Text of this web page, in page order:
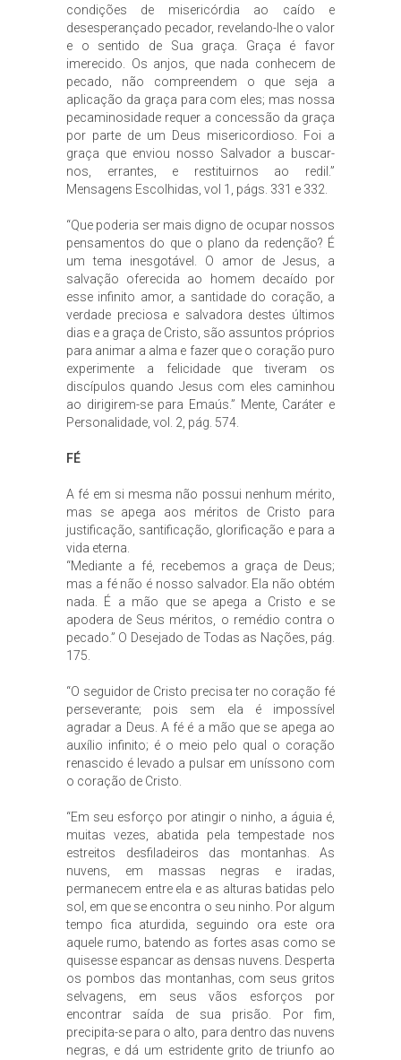
condições de misericórdia ao caído e
desesperançado pecador, revelando-lhe o valor
e o sentido de Sua graça. Graça é favor
imerecido. Os anjos, que nada conhecem de
pecado, não compreendem o que seja a
aplicação da graça para com eles; mas nossa
pecaminosidade requer a concessão da graça
por parte de um Deus misericordioso. Foi a
graça que enviou nosso Salvador a buscar-
nos, errantes, e restituirnos ao redil.”
Mensagens Escolhidas, vol 1, págs. 331 e 332.
“Que poderia ser mais digno de ocupar nossos
pensamentos do que o plano da redenção? É
um tema inesgotável. O amor de Jesus, a
salvação oferecida ao homem decaído por
esse infinito amor, a santidade do coração, a
verdade preciosa e salvadora destes últimos
dias e a graça de Cristo, são assuntos próprios
para animar a alma e fazer que o coração puro
experimente a felicidade que tiveram os
discípulos quando Jesus com eles caminhou
ao dirigirem-se para Emaús.” Mente, Caráter e
Personalidade, vol. 2, pág. 574.
FÉ
A fé em si mesma não possui nenhum mérito,
mas se apega aos méritos de Cristo para
justificação, santificação, glorificação e para a
vida eterna.
“Mediante a fé, recebemos a graça de Deus;
mas a fé não é nosso salvador. Ela não obtém
nada. É a mão que se apega a Cristo e se
apodera de Seus méritos, o remédio contra o
pecado.” O Desejado de Todas as Nações, pág.
175.
“O seguidor de Cristo precisa ter no coração fé
perseverante; pois sem ela é impossível
agradar a Deus. A fé é a mão que se apega ao
auxílio infinito; é o meio pelo qual o coração
renascido é levado a pulsar em uníssono com
o coração de Cristo.
“Em seu esforço por atingir o ninho, a águia é,
muitas vezes, abatida pela tempestade nos
estreitos desfiladeiros das montanhas. As
nuvens, em massas negras e iradas,
permanecem entre ela e as alturas batidas pelo
sol, em que se encontra o seu ninho. Por algum
tempo fica aturdida, seguindo ora este ora
aquele rumo, batendo as fortes asas como se
quisesse espancar as densas nuvens. Desperta
os pombos das montanhas, com seus gritos
selvagens, em seus vãos esforços por
encontrar saída de sua prisão. Por fim,
precipita-se para o alto, para dentro das nuvens
negras, e dá um estridente grito de triunfo ao